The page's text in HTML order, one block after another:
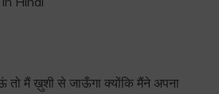
तो मैं ख़ुशी से जाऊँगा क्योंकि मैंने अपना